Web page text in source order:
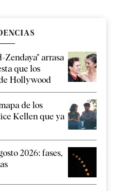
Zendaya" arrasa
que los
Hollywood
de los
Kellen que ya
2026: fases,